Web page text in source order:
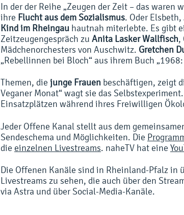
In der der Reihe „Zeugen der Zeit – das waren
ihre Flucht aus dem Sozialismus. Oder
Kind im Rheingau hautnah miterlebte. Es gibt
Zeitzeugengespräch zu Anita Lasker Wallfisch,
Mädchenorchesters von Auschwitz. Gretchen
„Rebellinnen bei Bloch“ aus ihrem Buch
Themen, die junge Frauen beschäftigen, zeigt
Veganer Monat“ wagt sie das
Einsatzplätzen während ihres Freiwilligen
Jeder Offene Kanal stellt aus dem
Sendeschema und Möglichkeiten. Die
die einzelnen Livestreams. naheTV hat eine
Die Offenen Kanäle sind in Rheinland-Pfalz in
Livestreams zu sehen, die auch über den
via Astra und über Social-Media-Kanäle.